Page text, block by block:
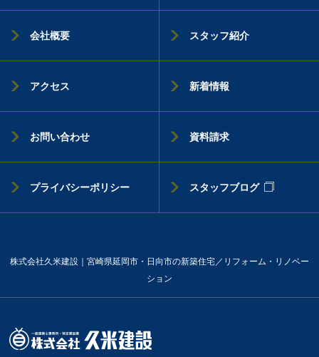
会社概要 スタッフ紹介
アクセス 新着情報
お問い合わせ 資料請求
プライバシーポリシー スタッフブログ
株式会社久米建設｜宮崎県延岡市・日向市の新築住宅／リフォーム・リノベー
ション